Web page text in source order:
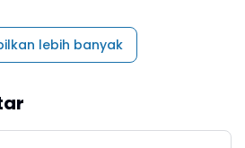
lebih banyak